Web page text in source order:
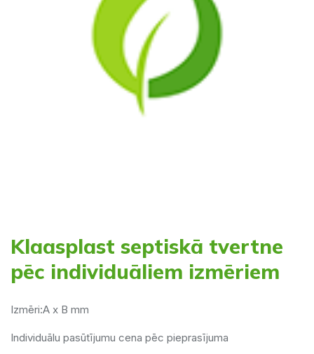
Klaasplast septiskā tvertne
pēc individuāliem izmēriem
Izmēri:A x B mm
Individuālu pasūtījumu cena pēc pieprasījuma